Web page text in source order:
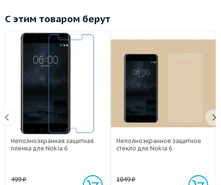
С этим товаром берут
Неполноэкранная защитная
пленка для Nokia 6
499₽
Неполноэкранное защитное
стекло для Nokia 6
1049₽